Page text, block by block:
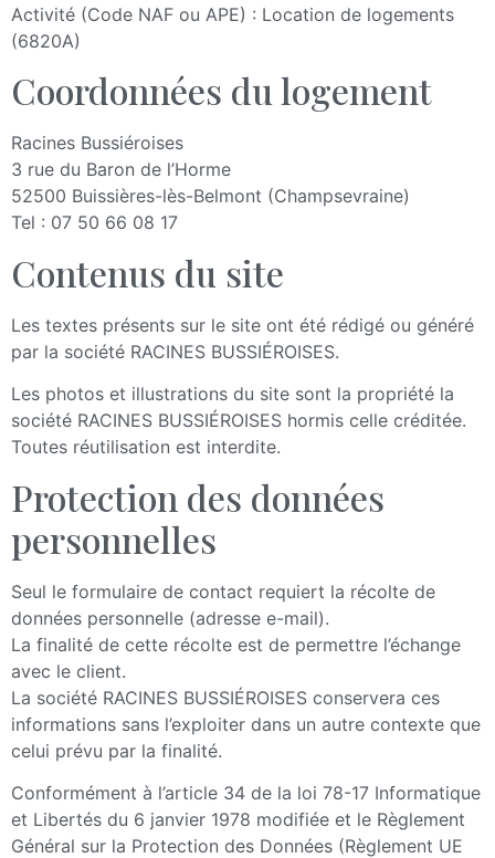
Activité (Code NAF ou APE) : Location de logements
(6820A)
Coordonnées du logement
Racines Bussiéroises
3 rue du Baron de l’Horme
52500 Buissières-lès-Belmont (Champsevraine)
Tel : 07 50 66 08 17
Contenus du site
Les textes présents sur le site ont été rédigé ou généré
par la société RACINES BUSSIÉROISES.
Les photos et illustrations du site sont la propriété la
société RACINES BUSSIÉROISES hormis celle créditée.
Toutes réutilisation est interdite.
Protection des données
personnelles
Seul le formulaire de contact requiert la récolte de
données personnelle (adresse e-mail).
La finalité de cette récolte est de permettre l’échange
avec le client.
La société RACINES BUSSIÉROISES conservera ces
informations sans l’exploiter dans un autre contexte que
celui prévu par la finalité.
Conformément à l’article 34 de la loi 78-17 Informatique
et Libertés du 6 janvier 1978 modifiée et le Règlement
Général sur la Protection des Données (Règlement UE